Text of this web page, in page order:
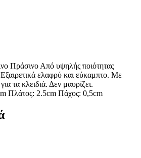
Πράσινο Από υψηλής ποιότητας
ελαφρύ και εύκαμπτο. Με
τα κλειδιά. Δεν μαυρίζει.
Πλάτος: 2.5cm Πάχος: 0,5cm